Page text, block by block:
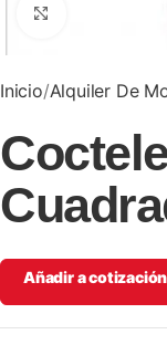
Clic para
Inicio Alquiler De
Añadir a cotización